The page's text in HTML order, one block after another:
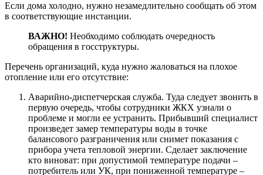
Если дома холодно, нужно незамедлительно сообщать об этом
в соответствующие инстанции.
ВАЖНО! Необходимо соблюдать очередность
обращения в госструктуры.
Перечень организаций, куда нужно жаловаться на плохое
отопление или его отсутствие:
Аварийно-диспетчерская служба. Туда следует звонить в
первую очередь, чтобы сотрудники ЖКХ узнали о
проблеме и могли ее устранить. Прибывший специалист
произведет замер температуры воды в точке
балансового разграничения или снимет показания с
прибора учета тепловой энергии. Сделает заключение
кто виноват: при допустимой температуре подачи –
потребитель или УК, при пониженной температуре –